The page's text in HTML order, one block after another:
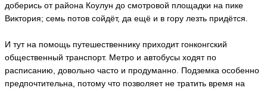
доберись от района Коулун до смотровой площадки на пике
Виктория; семь потов сойдёт, да ещё и в гору лезть придётся.
И тут на помощь путешественнику приходит гонконгский
общественный транспорт. Метро и автобусы ходят по
расписанию, довольно часто и продуманно. Подземка особенно
предпочтительна, потому что позволяет не тратить время на